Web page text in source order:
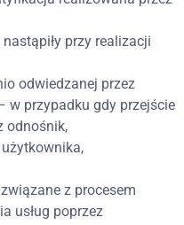
przy realizacji
odwiedzanej przez
w przypadku gdy przejście
odnośnik,
z procesem
usług poprzez